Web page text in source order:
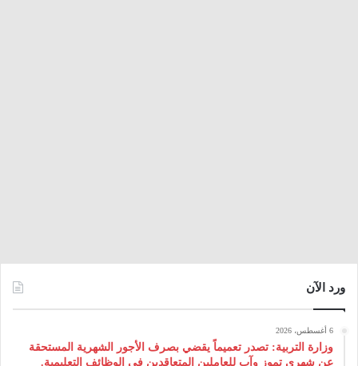
ورد الآن
6 أغسطس، 2026
وزارة التربية: تصدر تعميماً يقضي بصرف الأجور الشهرية المستحقة
عن شهري تموز وآب للعاملين المتعاقدين في الوظائف التعليمية.